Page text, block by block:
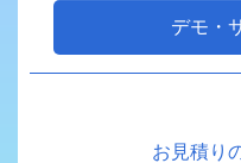
デモ・
お見積り